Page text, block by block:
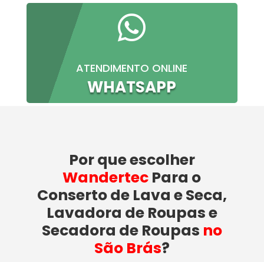

ATENDIMENTO ONLINE
WHATSAPP
Por que escolher
Wandertec Para o
Conserto de Lava e Seca,
Lavadora de Roupas e
Secadora de Roupas no
São Brás?